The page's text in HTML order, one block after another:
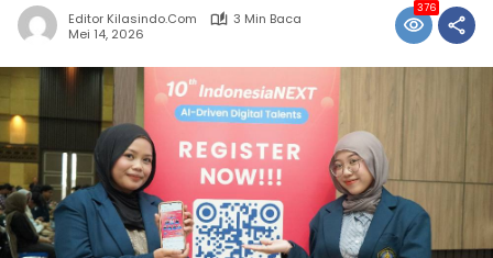
Editor Kilasindo.com
3 Min Baca
Mei 14, 2026
376